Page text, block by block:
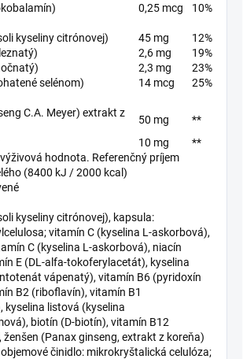
0,25 mcg
10%
kyseliny citrónovej)
45 mg
12%
2,6 mg
19%
2,3 mg
23%
selénom)
14 mcg
25%
C.A. Meyer) extrakt z
50 mg
**
10 mg
**
hodnota. Referenčný príjem
(8400 kJ / 2000 kcal)
kyseliny citrónovej), kapsula:
vitamín C (kyselina L-askorbová),
C (kyselina L-askorbová), niacín
E (DL-alfa-tokoferylacetát), kyselina
vápenatý), vitamín B6 (pyridoxín
B2 (riboflavín), vitamín B1
listová (kyselina
biotín (D-biotín), vitamín B12
(Panax ginseng, extrakt z koreňa)
činidlo: mikrokryštalická celulóza;